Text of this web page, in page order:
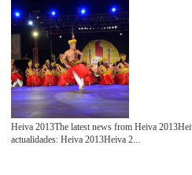
Heiva 2013The latest news from Heiva
actualidades: Heiva 2013Heiva 2...